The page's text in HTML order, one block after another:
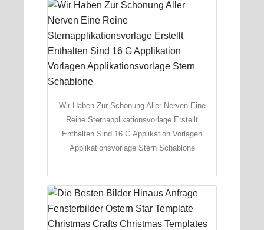
Wir Haben Zur Schonung Aller Nerven Eine
Reine Sternapplikationsvorlage Erstellt
Enthalten Sind 16 G Applikation Vorlagen
Applikationsvorlage Stern Schablone